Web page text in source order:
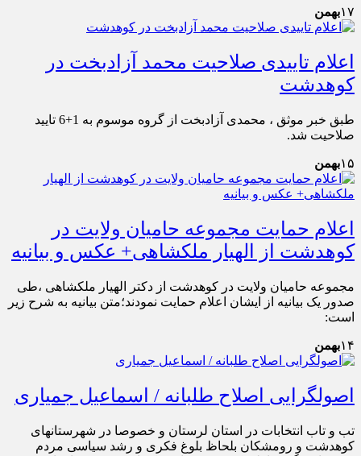
۱۷بهمن
اعلام تاییدی صلاحیت محمد آزادبخت در
کوهدشت
طبق خبر موثق ، محمدی آزادبخت از گروه موسوم به 1+6 تایید
صلاحیت شد.
۱۵بهمن
اعلام حمایت مجموعه حامیان ولایت در
کوهدشت از الهیار ملکشاهی+ عکس و بیانیه
مجموعه حامیان ولایت در کوهدشت از دکتر الهیار ملکشاهی ،طی
صدور یک بیانیه از ایشان اعلام حمایت نمودند؛متن بیانیه به شرح زیر
است:
۱۴بهمن
اصولگرایی اصلاح طلبانه / اسماعیل جمیاری
تب و تاب انتخابات در استان لرستان و خصوصا در شهرستانهای
کوهدشت و رومشکان بلحاظ بلوغ فکری و رشد سیاسی مردم